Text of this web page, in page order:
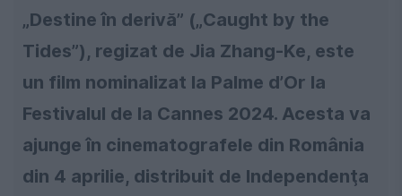
„Destine în derivă” („Caught by the
Tides”), regizat de Jia Zhang-Ke, este
un film nominalizat la Palme d’Or la
Festivalul de la Cannes 2024. Acesta va
ajunge în cinematografele din România
din 4 aprilie, distribuit de Independenţa